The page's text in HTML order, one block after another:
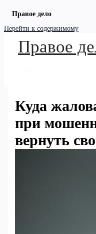
Правое дело
Перейти к содержимому
Правое
Куда
при
вернуть